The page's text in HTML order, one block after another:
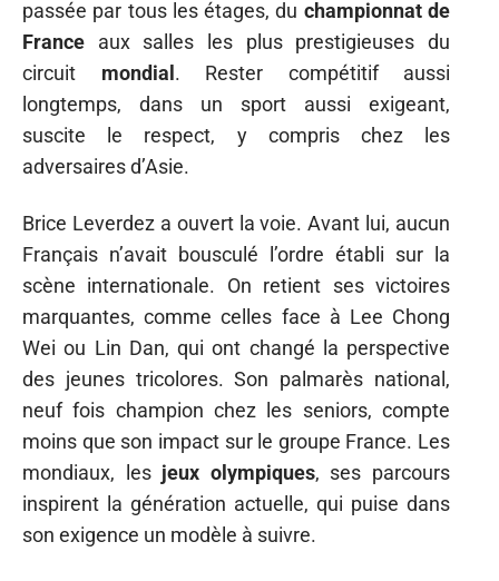
passée par tous les étages, du championnat de
France aux salles les plus prestigieuses du
circuit mondial . Rester compétitif aussi
longtemps, dans un sport aussi exigeant,
suscite le respect, y compris chez les
adversaires d’Asie.
Brice Leverdez a ouvert la voie. Avant lui, aucun
Français n’avait bousculé l’ordre établi sur la
scène internationale. On retient ses victoires
marquantes, comme celles face à Lee Chong
Wei ou Lin Dan, qui ont changé la perspective
des jeunes tricolores. Son palmarès national,
neuf fois champion chez les seniors, compte
moins que son impact sur le groupe France. Les
mondiaux, les jeux olympiques, ses parcours
inspirent la génération actuelle, qui puise dans
son exigence un modèle à suivre.